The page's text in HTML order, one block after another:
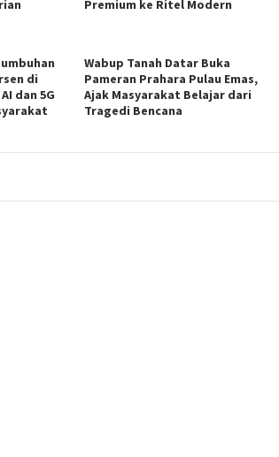
Premium ke Ritel Modern
di
dan 5G
Wabup Tanah Datar Buka
Pameran Prahara Pulau Emas,
Ajak Masyarakat Belajar dari
Tragedi Bencana